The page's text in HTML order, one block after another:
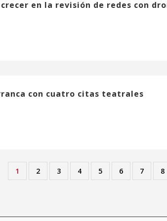
en la revisión de redes con
con cuatro citas teatrales
Uneko
orrialdea
1 Orria
2 Orria
3 Orria
4 Orria
5 Orria
6 Orria
7 8